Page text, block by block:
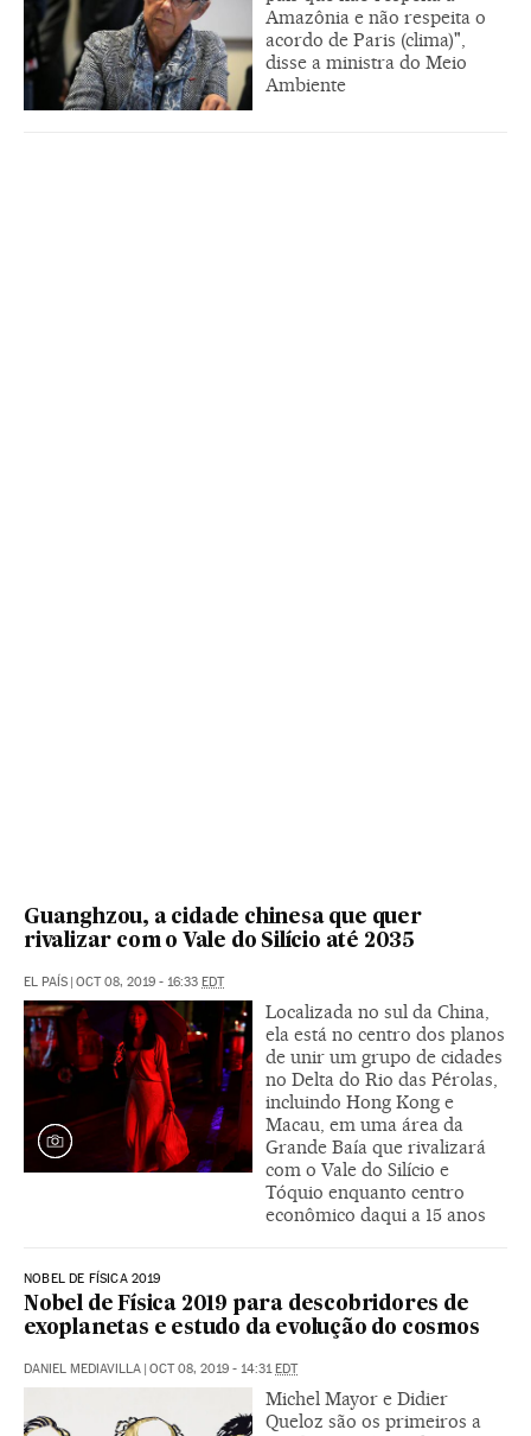
Amazônia e não respeita o
acordo de Paris (clima)",
disse a ministra do Meio
Ambiente
Guanghzou, a cidade chinesa que quer
rivalizar com o Vale do Silício até 2035
EL PAÍS | OCT 08, 2019 - 16:33 EDT
Localizada no sul da China,
ela está no centro dos planos
de unir um grupo de cidades
no Delta do Rio das Pérolas,
incluindo Hong Kong e
Macau, em uma área da
Grande Baía que rivalizará
com o Vale do Silício e
Tóquio enquanto centro
econômico daqui a 15 anos
NOBEL DE FÍSICA 2019
Nobel de Física 2019 para descobridores de
exoplanetas e estudo da evolução do cosmos
DANIEL MEDIAVILLA | OCT 08, 2019 - 14:31EDT
Michel Mayor e Didier
Queloz são os primeiros a